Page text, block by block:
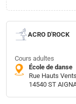
ACRO D'ROCK
Cours adultes
École de danse
Rue Hauts Vents
14540 ST